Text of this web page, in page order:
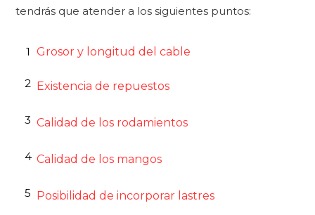
tendrás que atender a los siguientes puntos:
1 Grosor y longitud del cable
2 Existencia de repuestos
3 Calidad de los rodamientos
4 Calidad de los mangos
5 Posibilidad de incorporar lastres